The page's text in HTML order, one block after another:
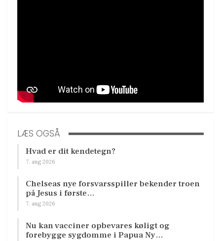
LÆS OGSÅ
Hvad er dit kendetegn?
7. aug 2026
Chelseas nye forsvarsspiller bekender troen
på Jesus i første…
7. aug 2026
Nu kan vacciner opbevares køligt og
forebygge sygdomme i Papua Ny…